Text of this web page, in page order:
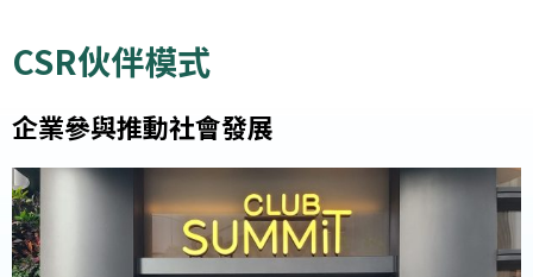
CSR伙伴模式
企業參與推動社會發展